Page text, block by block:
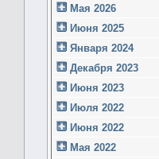
Мая 2026
Июня 2025
Января 2024
Декабря 2023
Июня 2023
Июля 2022
Июня 2022
Мая 2022